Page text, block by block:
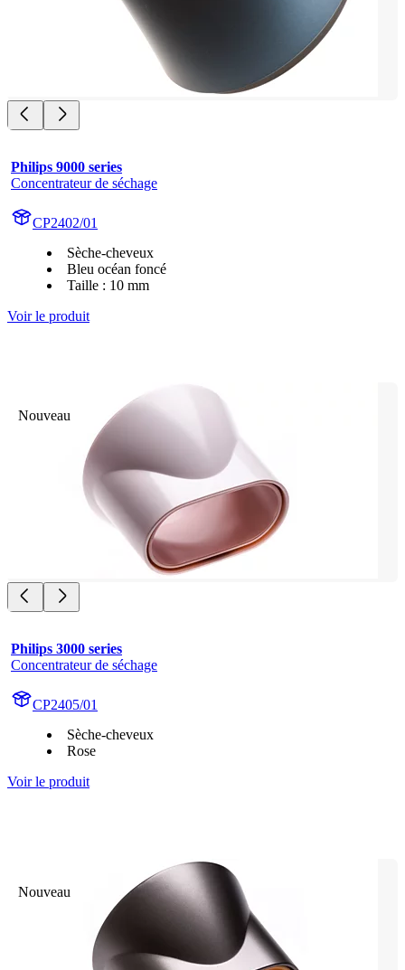
Philips 9000 series
Concentrateur de séchage
CP2402/01
Sèche-cheveux
Bleu océan foncé
Taille : 10 mm
Voir le produit
Nouveau
Philips 3000 series
Concentrateur de séchage
CP2405/01
Sèche-cheveux
Rose
Voir le produit
Nouveau